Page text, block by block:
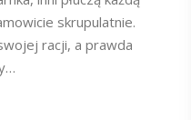
skrupulatnie.
racji, a prawda